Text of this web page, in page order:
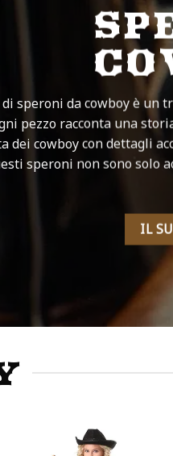
speroni da cowboy è un
pezzo racconta una
dei cowboy con dettagli
speroni non sono solo
IL